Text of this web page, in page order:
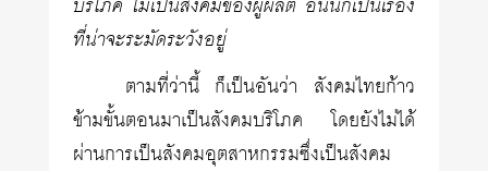
ที่น่าจะระมัดระวังอยู่
ตามที่ว่านี้ ก็เป็นอันว่า สังคมไทยก้าว
ข้ามขั้นตอนมาเป็นสังคมบริโภค โดยยังไม่ได้
ผ่านการเป็นสังคมอุตสาหกรรมซึ่งเป็นสังคม